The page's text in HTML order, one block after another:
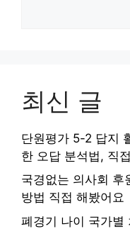
최신 글
단원평가 5-2 답지
한 오답 분석법, 직
국경없는 의사회 후
방법 직접 해봤어요
폐경기 나이 국가